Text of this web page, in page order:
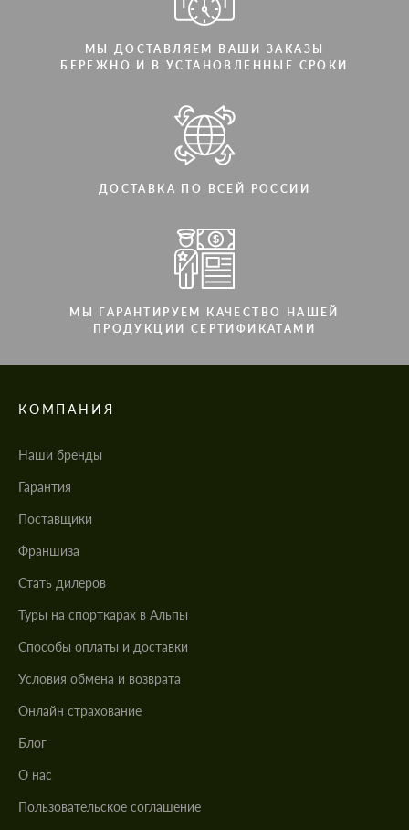
МЫ ДОСТАВЛЯЕМ ВАШИ ЗАКАЗЫ
БЕРЕЖНО И В УСТАНОВЛЕННЫЕ СРОКИ
ДОСТАВКА ПО ВСЕЙ РОССИИ
МЫ ГАРАНТИРУЕМ КАЧЕСТВО НАШЕЙ
ПРОДУКЦИИ СЕРТИФИКАТАМИ
КОМПАНИЯ
Наши бренды
Гарантия
Поставщики
Франшиза
Стать дилеров
Туры на спорткарах в Альпы
Cпособы оплаты и доставки
Условия обмена и возврата
Онлайн страхование
Блог
О нас
Пользовательское соглашение